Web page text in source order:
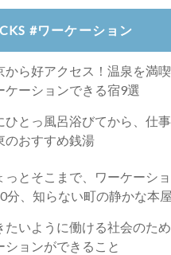
#ワーケーション
から好アクセス！温泉を満
ケーションできる宿9選
ひとっ風呂浴びてから、仕事
のおすすめ銭湯
っとそこまで、ワーケーシ
分、知らない町の静かな本
たいように働ける社会のた
ションができること